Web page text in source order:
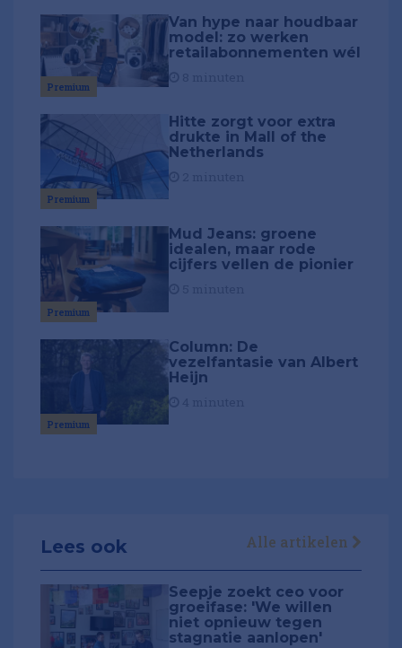
Premium
Van hype naar houdbaar
model: zo werken
retailabonnementen wél
Premium
Hitte zorgt voor extra
drukte in Mall of the
Netherlands
Premium
Mud Jeans: groene
idealen, maar rode
cijfers vellen de pionier
Premium
Column: De
vezelfantasie van Albert
Heijn
Lees ook Alle artikelen
Seepje zoekt ceo voor
groeifase: 'We willen
niet opnieuw tegen
stagnatie aanlopen'